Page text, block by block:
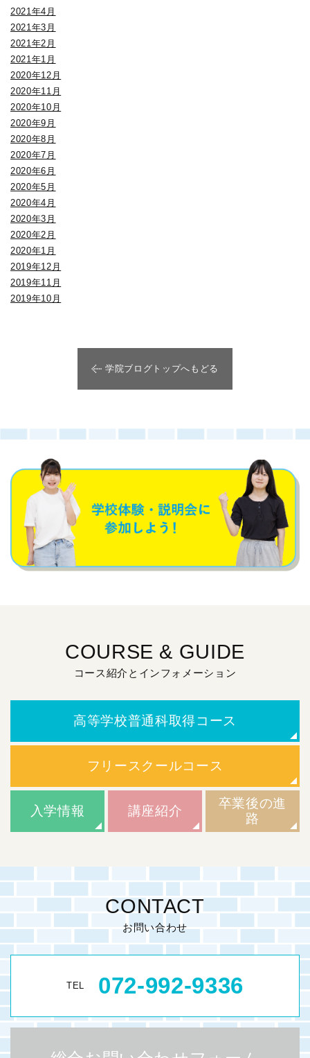
2021年4月
2021年3月
2021年2月
2021年1月
2020年12月
2020年11月
2020年10月
2020年9月
2020年8月
2020年7月
2020年6月
2020年5月
2020年4月
2020年3月
2020年2月
2020年1月
2019年12月
2019年11月
2019年10月
学院ブログトップへもどる
COURSE & GUIDE
コース紹介とインフォメーション
高等学校普通科取得コース
フリースクールコース
入学情報 講座紹介
卒業後の進
路
CONTACT
お問い合わせ
TEL 072-992-9336